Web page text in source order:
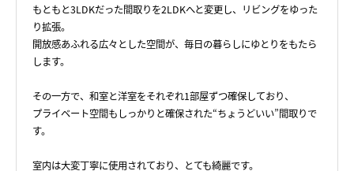
もともと3LDKだった間取りを2LDKへと変更し、リビングをゆった
り拡張。
開放感あふれる広々とした空間が、毎日の暮らしにゆとりをもたら
します。
その一方で、和室と洋室をそれぞれ1部屋ずつ確保しており、
プライベート空間もしっかりと確保された“ちょうどいい”間取りで
す。
室内は大変丁寧に使用されており、とても綺麗です。